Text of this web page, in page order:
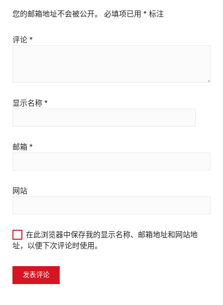
您的邮箱地址不会被公开。 必填项已用 * 标注
评论 *
显示名称 *
邮箱 *
网站
在此浏览器中保存我的显示名称、邮箱地址和网站地
址，以便下次评论时使用。